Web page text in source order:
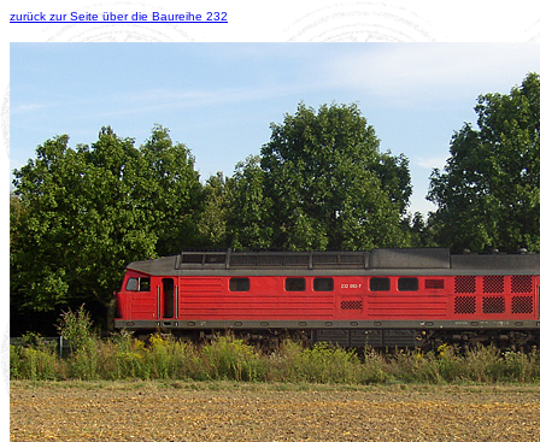
zurück zur Seite über die Baureihe 232